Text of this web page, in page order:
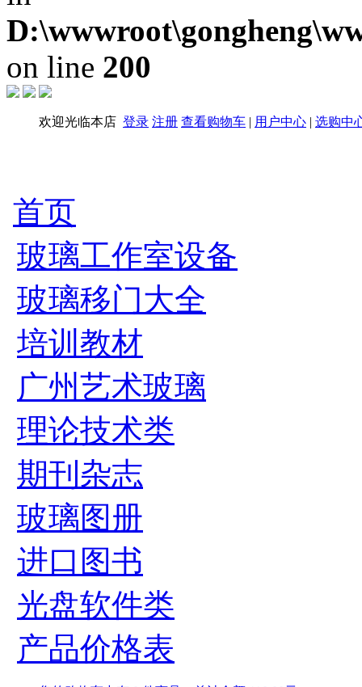
on line 200
欢迎光临本店 登录 注册 查看购物车 | 用户中心 | 选购中
首页
玻璃工作室设备
玻璃移门大全
培训教材
广州艺术玻璃
理论技术类
期刊杂志
玻璃图册
进口图书
光盘软件类
产品价格表